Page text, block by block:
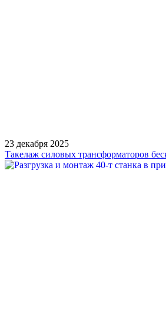
23 декабря 2025
Такелаж силовых трансформаторов